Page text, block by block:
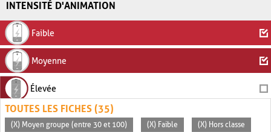
INTENSITÉ D'ANIMATION
Faible
Moyenne
Élevée
TOUTES LES FICHES (35)
(X) Moyen groupe (entre 30 et 100) (X) Faible (X) Hors classe